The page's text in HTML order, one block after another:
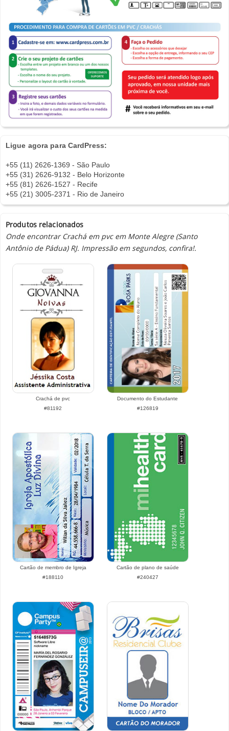
Ligue agora para CardPress:
+55 (11) 2626-1369 - São Paulo
+55 (31) 2626-9132 - Belo Horizonte
+55 (81) 2626-1527 - Recife
+55 (21) 3005-2371 - Rio de Janeiro
Produtos relacionados
Onde encontrar Crachá em pvc em Monte Alegre (Santo
Antônio de Pádua) RJ. Impressão em segundos, confira!.
Crachá de pvc
#81192
Documento do Estudante
#126819
Cartão de membro de Igreja
#188110
Cartão de plano de saúde
#240427